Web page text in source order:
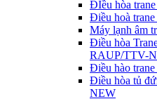
ĐIều hòa
Điều hoà
Máy lạnh âm
Điều hòa
RAUP/TTV-
Điều hào
Điều hòa tủ
NEW